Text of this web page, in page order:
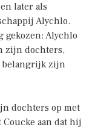
later als
Alychlo.
gekozen: Alychlo
zijn dochters,
belangrijk zijn
dochters op met
aan dat hij